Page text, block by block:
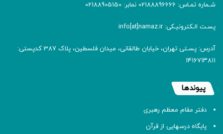
شـماره تمـاس: 02188896666 نمابر: 02188905150
پسـت الـکترونیـکی: info[at]namaz.ir
آدرس: پسـتی تهران، خیابان طالقانی، میدان فلسطین، پلاک 387 کدپستی:
۱۴۱۶۷۱۳۸۱۱
پیوندها
دفتر مقام معظم رهبری
پایگاه درسهایی از قرآن